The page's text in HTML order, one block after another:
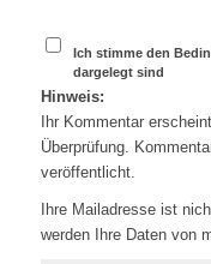
Ich stimme den
dargelegt sind
Hinweis:
Ihr Kommentar
Überprüfung.
veröffentlicht.
Ihre Mailadresse ist
werden Ihre Daten von